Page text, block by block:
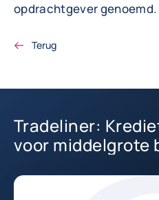
opdrachtgever genoemd.
Terug
Tradeliner:
voor middelgrote